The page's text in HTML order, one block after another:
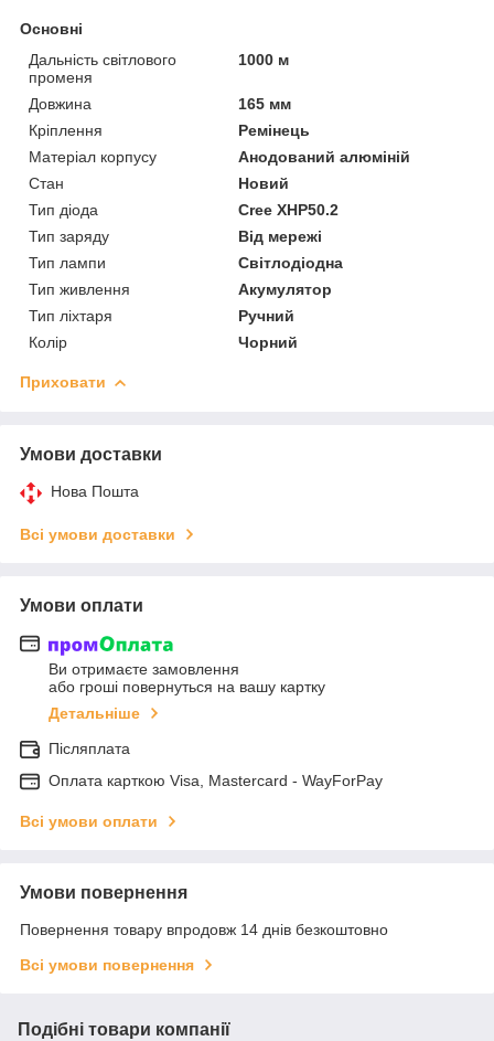
Основні
Дальність світлового
променя
1000 м
Довжина
165 мм
Кріплення
Ремінець
Матеріал корпусу
Анодований алюміній
Стан
Новий
Тип діода
Cree XHP50.2
Тип заряду
Від мережі
Тип лампи
Світлодіодна
Тип живлення
Акумулятор
Тип ліхтаря
Ручний
Колір
Чорний
Приховати
Умови доставки
Нова Пошта
Всі умови доставки
Умови оплати
Ви отримаєте замовлення
або гроші повернуться на вашу картку
Детальніше
Післяплата
Оплата карткою Visa, Mastercard - WayForPay
Всі умови оплати
Умови повернення
Повернення товару впродовж 14 днів безкоштовно
Всі умови повернення
Подібні товари компанії